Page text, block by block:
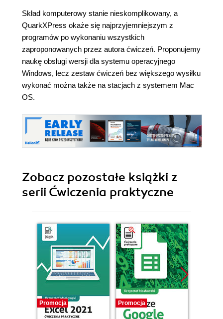
Skład komputerowy stanie nieskomplikowany, a
QuarkXPress okaże się najprzyjemniejszym z
programów po wykonaniu wszystkich
zaproponowanych przez autora ćwiczeń. Proponujemy
naukę obsługi wersji dla systemu operacyjnego
Windows, lecz zestaw ćwiczeń bez większego wysiłku
wykonać można także na stacjach z systemem Mac
OS.
Zobacz pozostałe książki z
serii Ćwiczenia praktyczne
Promocja Promocja